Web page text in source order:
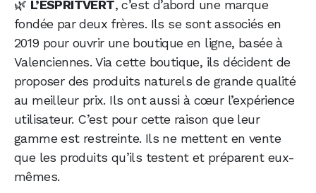
🌿 L’ESPRITVERT, c’est d’abord une marque
fondée par deux frères. Ils se sont associés en
2019 pour ouvrir une boutique en ligne, basée à
Valenciennes. Via cette boutique, ils décident de
proposer des produits naturels de grande qualité
au meilleur prix. Ils ont aussi à cœur l’expérience
utilisateur. C’est pour cette raison que leur
gamme est restreinte. Ils ne mettent en vente
que les produits qu’ils testent et préparent eux-
mêmes.